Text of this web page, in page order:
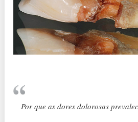
Por que as dores dolorosas